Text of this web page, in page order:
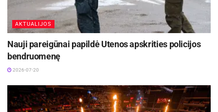
AKTUALIJOS
Nauji pareigūnai papildė Utenos apskrities policijos
bendruomenę
2026-07-20